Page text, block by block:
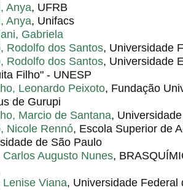
Anya, UFRB
Anya, Unifacs
Gabriela
Rodolfo dos Santos, Universidade
Rodolfo dos Santos, Universidade
Filho" - UNESP
Leonardo Peixoto, Fundação
de Gurupi
Marcio de Santana,
Nicole Rennó, Escola Superior de
de São Paulo
Carlos Augusto Nunes,
Lenise Viana, Universidade Federal